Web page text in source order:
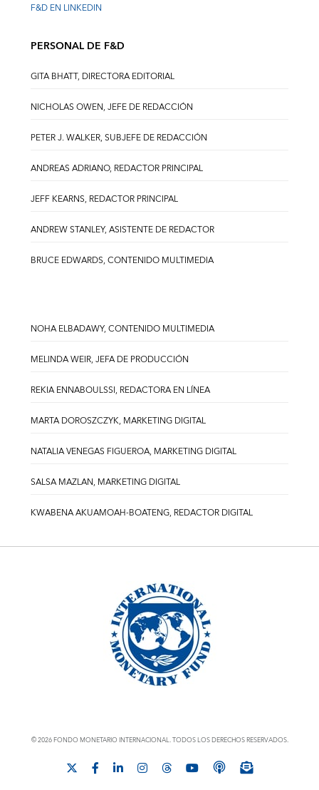
F&D EN LINKEDIN
PERSONAL DE F&D
GITA BHATT, DIRECTORA EDITORIAL
NICHOLAS OWEN, JEFE DE REDACCIÓN
PETER J. WALKER, SUBJEFE DE REDACCIÓN
ANDREAS ADRIANO, REDACTOR PRINCIPAL
JEFF KEARNS, REDACTOR PRINCIPAL
ANDREW STANLEY, ASISTENTE DE REDACTOR
BRUCE EDWARDS, CONTENIDO MULTIMEDIA
NOHA ELBADAWY, CONTENIDO MULTIMEDIA
MELINDA WEIR, JEFA DE PRODUCCIÓN
REKIA ENNABOULSSI, REDACTORA EN LÍNEA
MARTA DOROSZCZYK, MARKETING DIGITAL
NATALIA VENEGAS FIGUEROA, MARKETING DIGITAL
SALSA MAZLAN, MARKETING DIGITAL
KWABENA AKUAMOAH-BOATENG, REDACTOR DIGITAL
© 2026 FONDO MONETARIO INTERNACIONAL. TODOS LOS DERECHOS RESERVADOS.